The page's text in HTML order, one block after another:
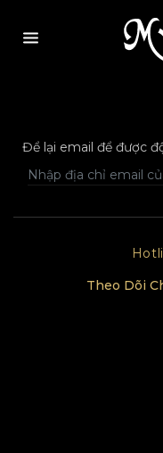
Để lại email để được
Theo Dõi